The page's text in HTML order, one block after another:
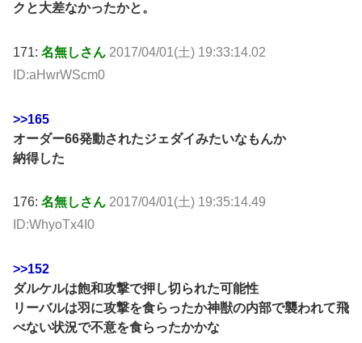
クと大差なかったかと。
171: 名無しさん 2017/04/01(土) 19:33:14.02
ID:aHwrWScm0
>>165
オーダー66発動されたジェダイみたいなもんか
納得した
176: 名無しさん 2017/04/01(土) 19:35:14.49
ID:WhyoTx4I0
>>152
ダルケルは飽和攻撃で押し切られた可能性
リーバルは羽に攻撃を食らったか神獣の内部で襲われて飛
べない状況で不意を食らったかかな